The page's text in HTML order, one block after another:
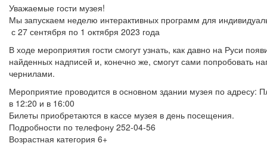
Уважаемые гости музея!
Мы запускаем неделю интерактивных программ для
с 27 сентября по 1 октября 2023 года
В ходе мероприятия гости смогут узнать, как давно на Руси
найденных надписей и, конечно же, смогут сами попробовать
чернилами.
Мероприятие проводится в основном здании музея по адресу:
в 12:20 и в 16:00
Билеты приобретаются в кассе музея в день посещения.
Подробности по телефону 252-04-56
Возрастная категория 6+